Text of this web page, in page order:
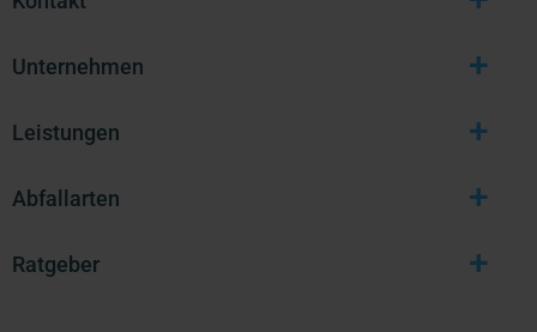
Unternehmen +
Leistungen +
Abfallarten +
Ratgeber +